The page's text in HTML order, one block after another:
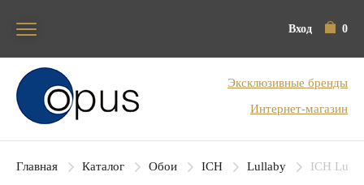
Вход 0
Блок поиска
Эксклюзивные бренды
Интернет-магазин
Главная Каталог Обои ICH Lullaby ICH